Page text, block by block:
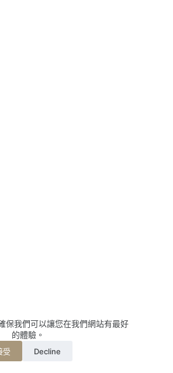
保我們可以讓您在我們網站有最好
的體驗。
受 Decline